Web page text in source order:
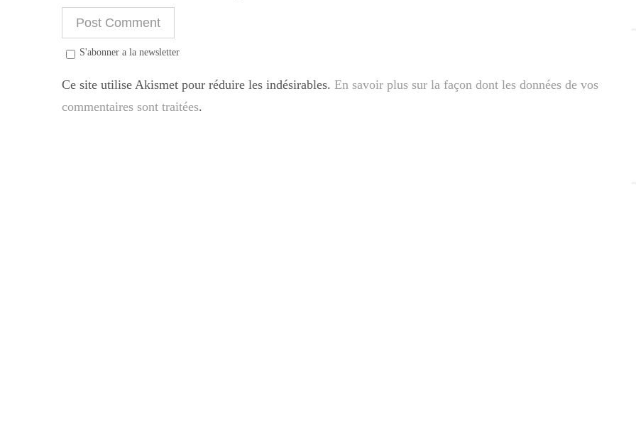
S'abonner a la newsletter
Ce site utilise Akismet pour réduire les indésirables. En savoir plus sur la façon dont les données de vos
commentaires sont traitées.